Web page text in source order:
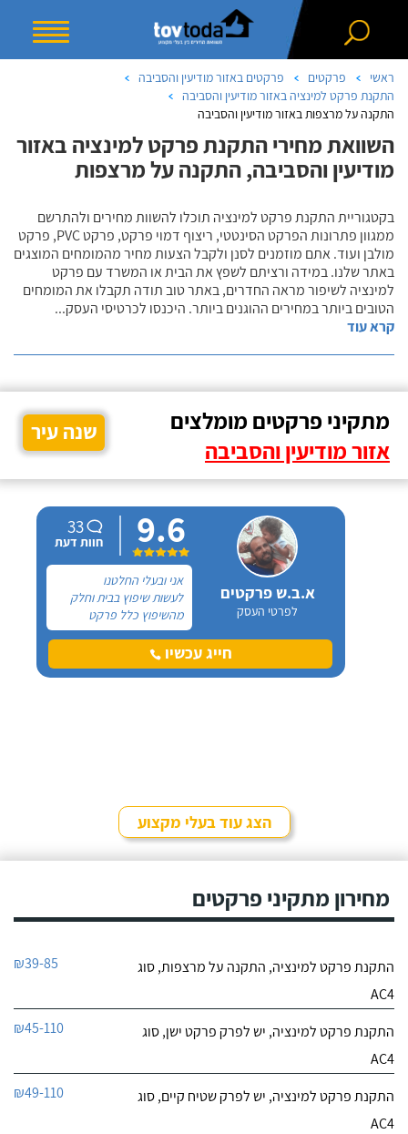
ראשי פרקטים
פרקטים באזור מודיעין והסביבה
התקנת פרקט למינציה באזור מודיעין והסביבה
התקנה על מרצפות באזור מודיעין והסביבה
השוואת מחירי התקנת פרקט למינציה באזור
מודיעין והסביבה, התקנה על מרצפות
בקטגוריית התקנת פרקט למינציה תוכלו להשוות מחירים ולהתרשם
ממגוון פתרונות הפרקט הסינטטי, ריצוף דמוי פרקט, פרקט PVC, פרקט
מולבן ועוד. אתם מוזמנים לסנן ולקבל הצעות מחיר מהמומחים המוצגים
באתר שלנו. במידה ורציתם לשפץ את הבית או המשרד עם פרקט
למינציה לשיפור מראה החדרים, באתר טוב תודה תקבלו את המומחים
הטובים ביותר במחירים ההוגנים ביותר. היכנסו לכרטיסי העסק...
קרא עוד
מתקיני פרקטים מומלצים
אזור מודיעין והסביבה
שנה עיר
א.ב.ש פרקטים
לפרטי העסק
9.6
33
חוות דעת
אני ובעלי החלטנו
לעשות שיפוץ בבית וחלק
מהשיפוץ כלל פרקט
למינציה שיותקן מעל
הריצוף (הישן) הקיים. קנינו
את הפרקט מחנות חיצונית
חייג עכשיו
הצג עוד בעלי מקצוע
מחירון מתקיני פרקטים
התקנת פרקט למינציה, התקנה על מרצפות, סוג
AC4
₪39-85
התקנת פרקט למינציה, יש לפרק פרקט ישן, סוג
AC4
₪45-110
התקנת פרקט למינציה, יש לפרק שטיח קיים, סוג
AC4
₪49-110